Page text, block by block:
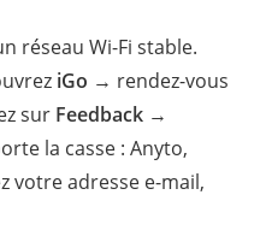
réseau Wi-Fi stable.
iGo → rendez-vous
sur Feedback →
la casse : Anyto,
votre adresse e-mail,